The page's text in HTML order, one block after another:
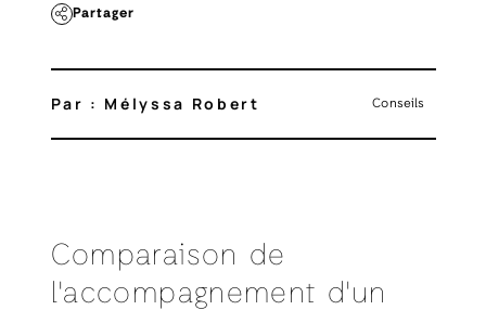
Partager
Par : Mélyssa Robert Conseils
Comparaison de
l'accompagnement d'un